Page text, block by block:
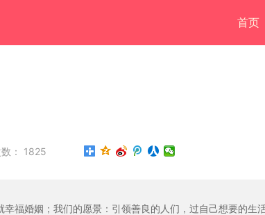
首页
： 1825
福婚姻；我们的愿景：引领善良的人们，过自己想要的生